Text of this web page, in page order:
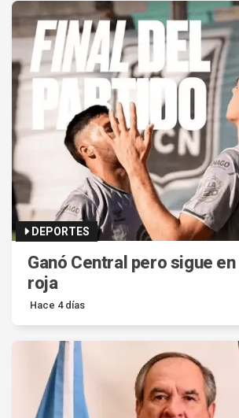
DEPORTES
Ganó Central pero sigue
roja
Hace 4 días